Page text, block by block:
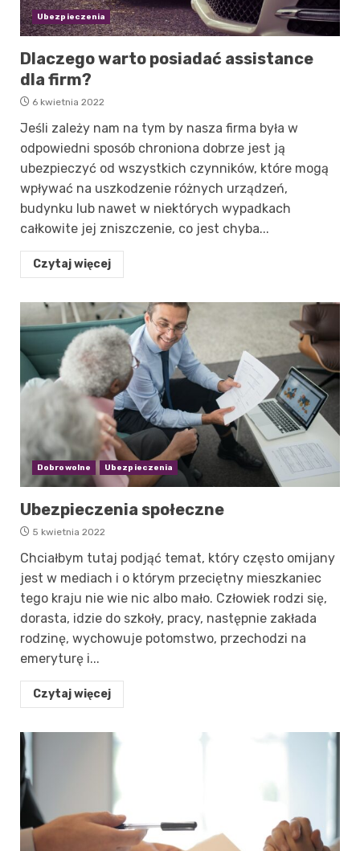
Ubezpieczenia
Dlaczego warto posiadać assistance
dla firm?
6 kwietnia 2022
Jeśli zależy nam na tym by nasza firma była w
odpowiedni sposób chroniona dobrze jest ją
ubezpieczyć od wszystkich czynników, które mogą
wpływać na uszkodzenie różnych urządzeń,
budynku lub nawet w niektórych wypadkach
całkowite jej zniszczenie, co jest chyba...
Czytaj więcej
Dobrowolne Ubezpieczenia
Ubezpieczenia społeczne
5 kwietnia 2022
Chciałbym tutaj podjąć temat, który często omijany
jest w mediach i o którym przeciętny mieszkaniec
tego kraju nie wie nic albo mało. Człowiek rodzi się,
dorasta, idzie do szkoły, pracy, następnie zakłada
rodzinę, wychowuje potomstwo, przechodzi na
emeryturę i...
Czytaj więcej